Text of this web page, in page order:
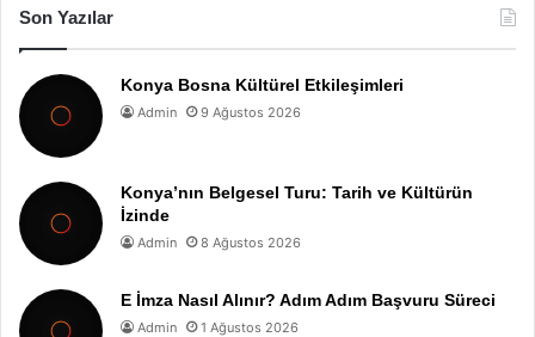
Son Yazılar
Konya Bosna Kültürel Etkileşimleri
Admin 9 Ağustos 2026
Konya’nın Belgesel Turu: Tarih ve Kültürün
İzinde
Admin 8 Ağustos 2026
E İmza Nasıl Alınır? Adım Adım Başvuru Süreci
Admin 1 Ağustos 2026